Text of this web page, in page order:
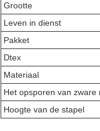
Grootte
Leven in dienst
Pakket
Dtex
Materiaal
Het opsporen van zware
Hoogte van de stapel